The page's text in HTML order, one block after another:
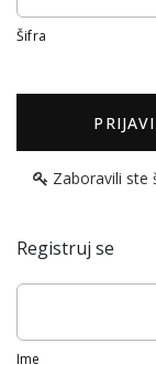
Šifra
Zaboravili ste
Registruj se
Ime